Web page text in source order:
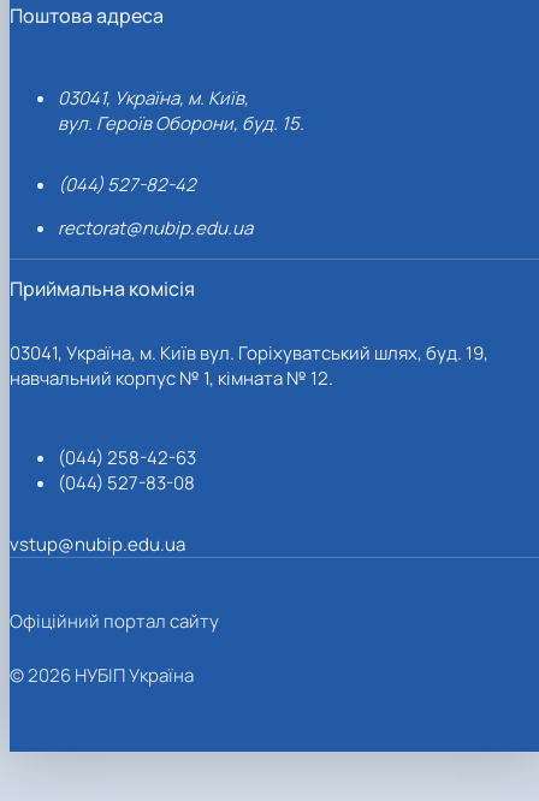
Поштова адреса
03041, Україна, м. Київ,
вул. Героїв Оборони, буд. 15.
(044) 527-82-42
rectorat@nubip.edu.ua
Приймальна комісія
03041, Україна, м. Київ вул. Горіхуватський шлях, буд. 19,
навчальний корпус № 1, кімната № 12.
(044) 258-42-63
(044) 527-83-08
vstup@nubip.edu.ua
Офіційний портал сайту
© 2026 НУБІП Україна